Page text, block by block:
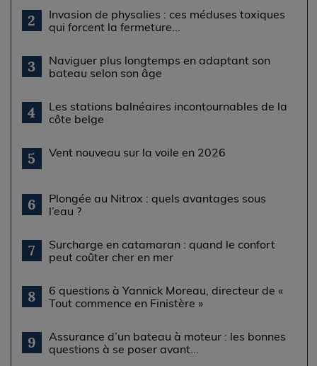
2
Invasion de physalies : ces méduses toxiques
qui forcent la fermeture...
3
Naviguer plus longtemps en adaptant son
bateau selon son âge
4
Les stations balnéaires incontournables de la
côte belge
5 Vent nouveau sur la voile en 2026
6
Plongée au Nitrox : quels avantages sous
l’eau ?
7
Surcharge en catamaran : quand le confort
peut coûter cher en mer
8
6 questions à Yannick Moreau, directeur de «
Tout commence en Finistère »
9
Assurance d’un bateau à moteur : les bonnes
questions à se poser avant...